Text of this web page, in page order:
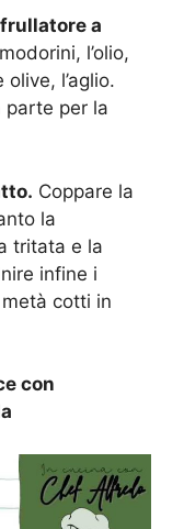
a
l’olio,
l’aglio.
parte per la
Coppare la
la
tritata e la
infine i
cotti in
con